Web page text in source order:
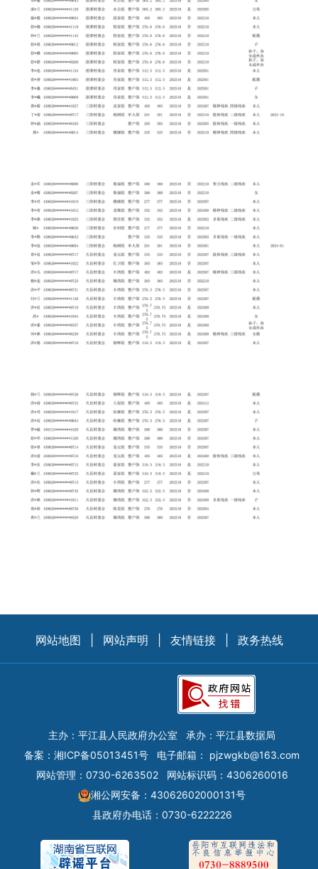
网站地图 网站声明 友情链接 政务热线
主办：平江县人民政府办公室
承办：平江县数据局
备案： 湘ICP备05013451号 电子邮箱： pjzwgkb@163.com
网站管理：0730-6263502
网站标识码：4306260016
湘公网安备：43062602000131号
县政府办电话：0730-6222226